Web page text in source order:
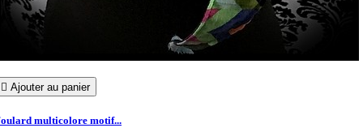
 Ajouter au panier
multicolore motif...